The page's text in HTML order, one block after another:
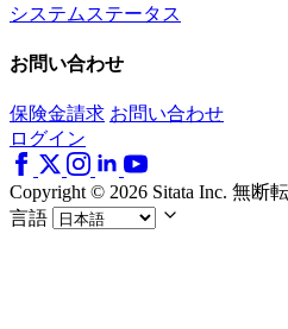
システムステータス
お問い合わせ
保険金請求 お問い合わせ
ログイン
Copyright © 2026 Sitata Inc. 無断
言語